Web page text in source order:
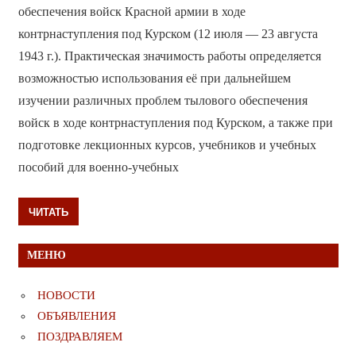
обеспечения войск Красной армии в ходе
контрнаступления под Курском (12 июля — 23 августа
1943 г.). Практическая значимость работы определяется
возможностью использования её при дальнейшем
изучении различных проблем тылового обеспечения
войск в ходе контрнаступления под Курском, а также при
подготовке лекционных курсов, учебников и учебных
пособий для военно-учебных
ЧИТАТЬ
МЕНЮ
НОВОСТИ
ОБЪЯВЛЕНИЯ
ПОЗДРАВЛЯЕМ